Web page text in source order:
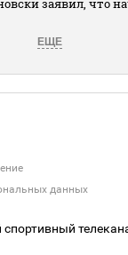
заявил, что
ЕЩЕ
данных